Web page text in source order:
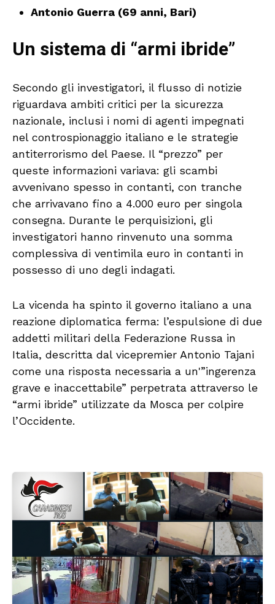
Antonio Guerra (69 anni, Bari)
Un sistema di “armi ibride”
Secondo gli investigatori, il flusso di notizie
riguardava ambiti critici per la sicurezza
nazionale, inclusi i nomi di agenti impegnati
nel controspionaggio italiano e le strategie
antiterrorismo del Paese. Il “prezzo” per
queste informazioni variava: gli scambi
avvenivano spesso in contanti, con tranche
che arrivavano fino a 4.000 euro per singola
consegna. Durante le perquisizioni, gli
investigatori hanno rinvenuto una somma
complessiva di ventimila euro in contanti in
possesso di uno degli indagati.
La vicenda ha spinto il governo italiano a una
reazione diplomatica ferma: l’espulsione di due
addetti militari della Federazione Russa in
Italia, descritta dal vicepremier Antonio Tajani
come una risposta necessaria a un'”ingerenza
grave e inaccettabile” perpetrata attraverso le
“armi ibride” utilizzate da Mosca per colpire
l’Occidente.